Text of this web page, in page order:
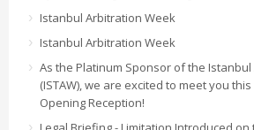
Istanbul Arbitration Week
Istanbul Arbitration Week
As the Platinum Sponsor of the
(ISTAW), we are excited to meet you
Opening Reception!